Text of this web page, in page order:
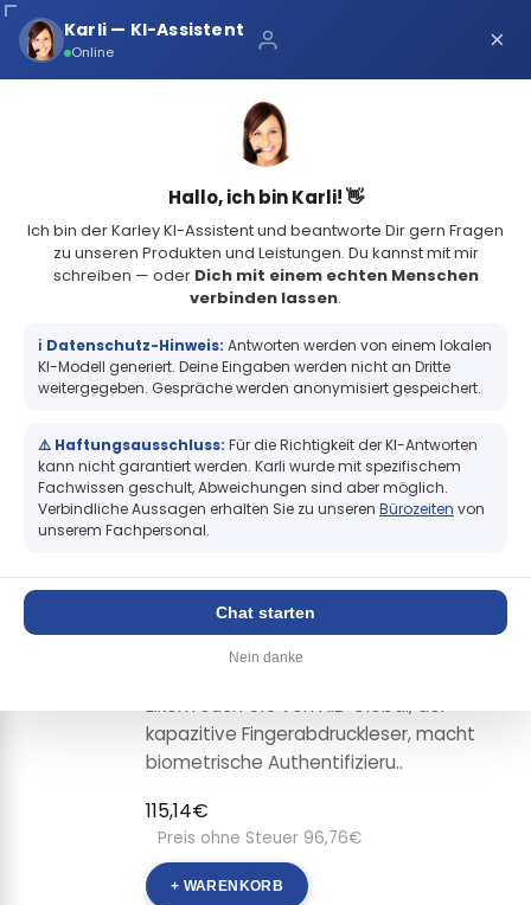
Über uns
Schnelle Lieferung
4.8(68 Bewertungen)
Hersteller
Vorgabe
EikonTouch TC510, USB 2.0,
kapazitiv, DP4500 Gehäuse,
Auflösung:...
EikonTouch 510 von HID Global, der
kapazitive Fingerabdruckleser, macht
biometrische Authentifizieru..
115,14€
Preis ohne Steuer 96,76€
+ WARENKORB
×
Karli — KI-Assistent
Online ×
Hallo, ich bin Karli! 👋
Ich bin der Karley KI-Assistent und beantworte Dir gern Fragen
zu unseren Produkten und Leistungen. Du kannst mit mir
schreiben — oder Dich mit einem echten Menschen
verbinden lassen.
ℹ️ Datenschutz-Hinweis: Antworten werden von einem lokalen
KI-Modell generiert. Deine Eingaben werden nicht an Dritte
weitergegeben. Gespräche werden anonymisiert gespeichert.
⚠️ Haftungsausschluss: Für die Richtigkeit der KI-Antworten
kann nicht garantiert werden. Karli wurde mit spezifischem
Fachwissen geschult, Abweichungen sind aber möglich.
Verbindliche Aussagen erhalten Sie zu unseren Bürozeiten von
unserem Fachpersonal.
Chat starten
Nein danke